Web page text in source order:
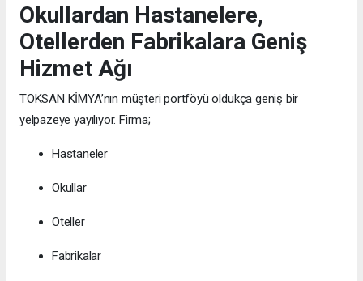
Okullardan Hastanelere,
Otellerden Fabrikalara Geniş
Hizmet Ağı
TOKSAN KİMYA’nın müşteri portföyü oldukça geniş bir
yelpazeye yayılıyor. Firma;
Hastaneler
Okullar
Oteller
Fabrikalar